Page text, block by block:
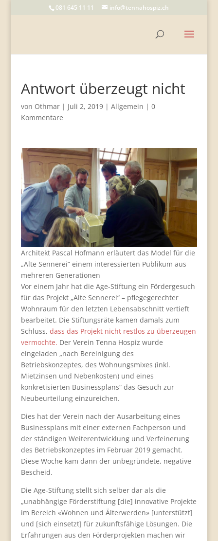
081 645 11 11 info@tennahospiz.ch
Antwort überzeugt nicht
von Othmar| Juli 2, 2019| Allgemein | 0
Kommentare
Architekt Pascal Hofmann erläutert das Model für die
„Alte Sennerei“ einem interessierten Publikum aus
mehreren Generationen
Vor einem Jahr hat die Age-Stiftung ein Fördergesuch
für das Projekt „Alte Sennerei“ – pflegegerechter
Wohnraum für den letzten Lebensabschnitt vertieft
bearbeitet. Die Stiftungsräte kamen damals zum
Schluss, dass das Projekt nicht restlos zu überzeugen
vermochte. Der Verein Tenna Hospiz wurde
eingeladen „nach Bereinigung des
Betriebskonzeptes, des Wohnungsmixes (inkl.
Mietzinsen und Nebenkosten) und eines
konkretisierten Businessplans“ das Gesuch zur
Neubeurteilung einzureichen.
Dies hat der Verein nach der Ausarbeitung eines
Businessplans mit einer externen Fachperson und
der ständigen Weiterentwicklung und Verfeinerung
des Betriebskonzeptes im Februar 2019 gemacht.
Diese Woche kam dann der unbegründete, negative
Bescheid.
Die Age-Stiftung stellt sich selber dar als die
„unabhängige Förderstiftung [die] innovative Projekte
im Bereich «Wohnen und Älterwerden» [unterstützt]
und [sich einsetzt] für zukunftsfähige Lösungen. Die
Erfahrungen aus den Förderprojekten machen wir